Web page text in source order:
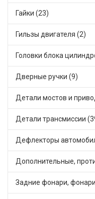
Гайки (23)
Гильзы двигателя (2)
Дверные ручки (9)
Детали трансмиссии